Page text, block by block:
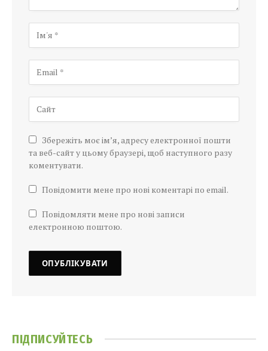
Збережіть моє ім’я, адресу електронної пошти
та веб-сайт у цьому браузері, щоб наступного разу
коментувати.
Повідомити мене про нові коментарі по email.
Повідомляти мене про нові записи
електронною поштою.
ПІДПИСУЙТЕСЬ